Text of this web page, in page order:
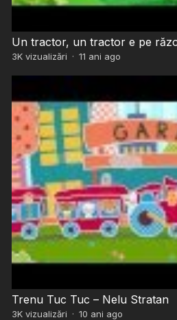
Un tractor, un tractor e pe
3Kvizualizări · 11 ani ago
Trenu Tuc Tuc – Nelu Stratan
3Kvizualizări · 10 ani ago